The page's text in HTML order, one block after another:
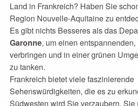
Land in Frankreich? Haben Sie
Region Nouvelle-Aquitaine zu
Es gibt nichts Besseres als das
Garonne, um einen
verbringen und in einer grünen
zu tanken.
Frankreich bietet viele faszinierende
Sehenswürdigkeiten, die es zu
Südwesten wird Sie verzaubern, Sie